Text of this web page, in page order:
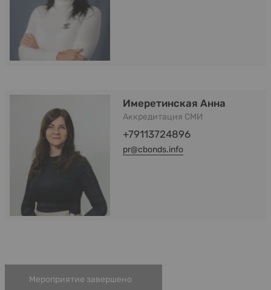
Имеретинская Анна
Аккредитация СМИ
+79113724896
pr@cbonds.info
Мероприятие завершено